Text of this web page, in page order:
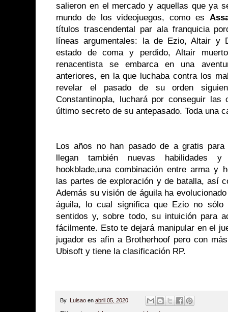
salieron en el mercado y aquellas que ya
mundo de los videojuegos, como es
títulos trascendental par ala franquicia
líneas argumentales: la de Ezio, Altair y
estado de coma y perdido, Altair
renacentista se embarca en una
anteriores, en la que luchaba contra los
revelar el pasado de su orden
Constantinopla, luchará por conseguir
último secreto de su antepasado. Toda una
Los años no han pasado de a gratis
llegan también nuevas habilidades
hookblade,una combinación entre arma y
las partes de exploración y de batalla, así
Además su visión de águila ha
águila, lo cual significa que Ezio no
sentidos y, sobre todo, su intuición para
fácilmente. Esto te dejará manipular en el
jugador es afin a Brotherhoof pero con
Ubisoft y tiene la clasificación RP.
By Luisao en abril 05, 2020